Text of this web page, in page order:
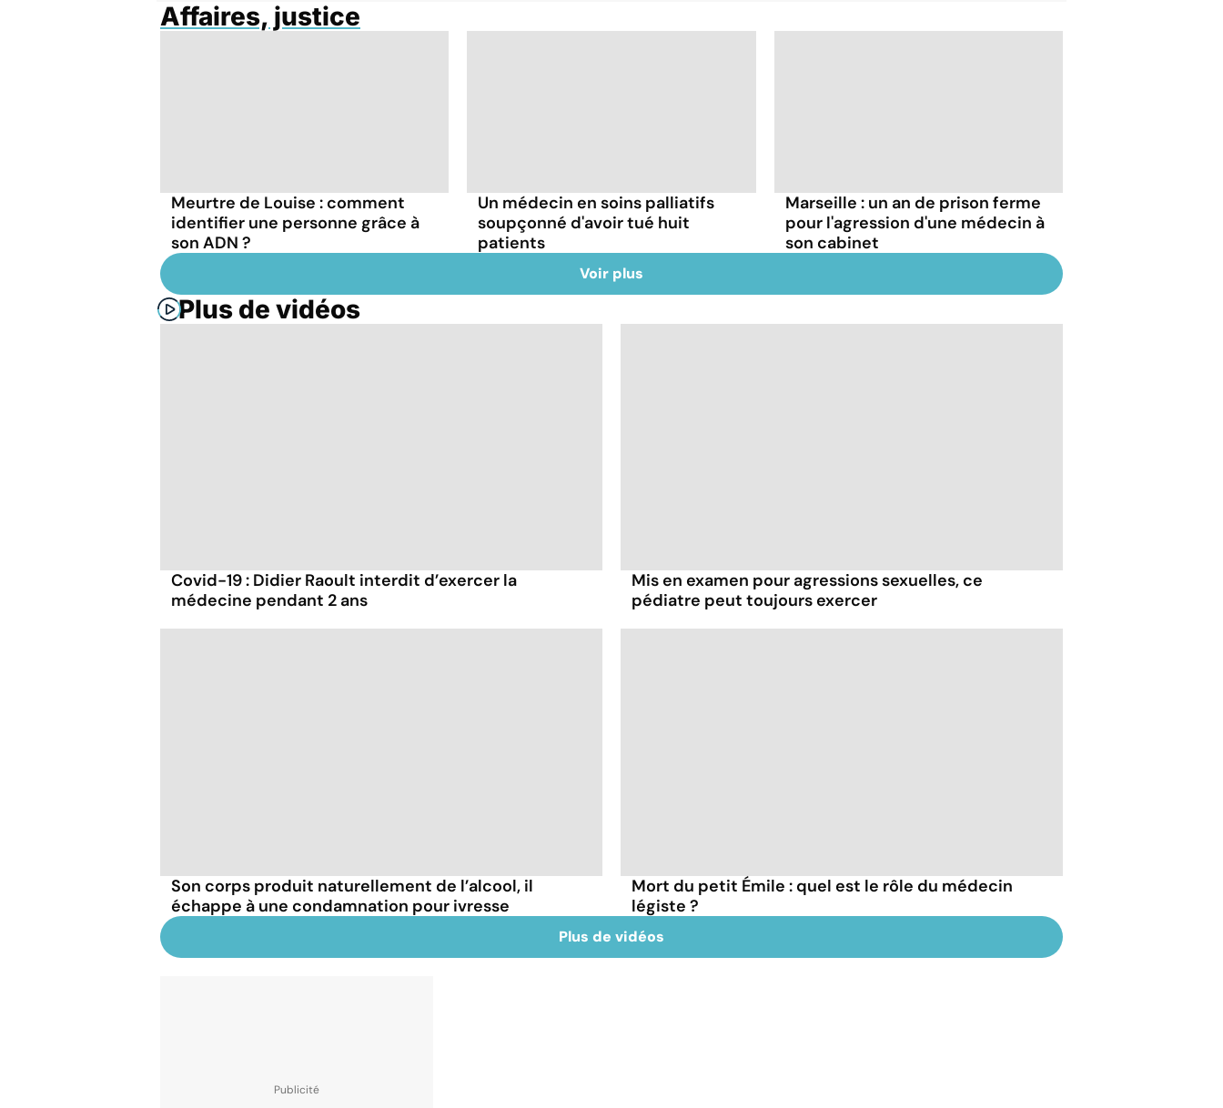
Affaires, justice
Meurtre de Louise : comment
identifier une personne grâce à
son ADN ?
Un médecin en soins palliatifs
soupçonné d'avoir tué huit
patients
Marseille : un an de prison ferme
pour l'agression d'une médecin à
son cabinet
Voir plus
Plus de vidéos
Covid-19 : Didier Raoult interdit d’exercer la
médecine pendant 2 ans
Mis en examen pour agressions sexuelles, ce
pédiatre peut toujours exercer
Son corps produit naturellement de l’alcool, il
échappe à une condamnation pour ivresse
Mort du petit Émile : quel est le rôle du médecin
légiste ?
Plus de vidéos